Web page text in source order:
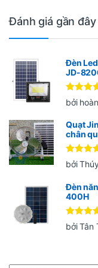
Đánh giá gần đây
Đèn
JD-
Được xếp
hạng55
bởi
Quạt
chân
Được xếp
hạng 5 5
bởi
Đèn
400H
Được xếp
hạng 55
bởi Tân